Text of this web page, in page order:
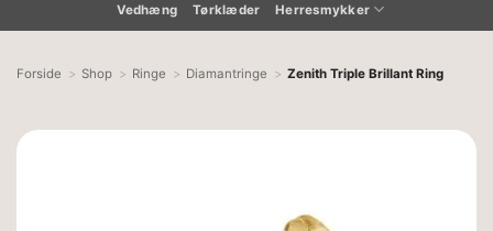
Vedhæng Tørklæder Herresmykker
Forside Shop Ringe Diamantringe Zenith Triple Brillant Ring